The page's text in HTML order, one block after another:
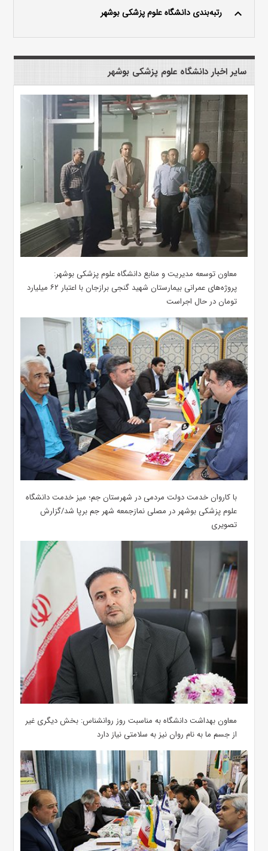
keyboard_arrow_up رتبه‌بندی دانشگاه علوم پزشکی بوشهر
سایر اخبار دانشگاه علوم پزشکی بوشهر
معاون توسعه مدیریت و منابع دانشگاه علوم پزشکی بوشهر:
پروژه‌های عمرانی بیمارستان شهید گنجی برازجان با اعتبار ۶۲ میلیارد
تومان در حال اجراست
با کاروان خدمت دولت مردمی در شهرستان جم؛ میز خدمت دانشگاه
علوم پزشکی بوشهر در مصلی نمازجمعه شهر جم برپا شد/گزارش
تصویری
معاون بهداشت دانشگاه به مناسبت روز روانشناس: بخش دیگری غیر
از جسم ما به نام روان نیز به سلامتی نیاز دارد